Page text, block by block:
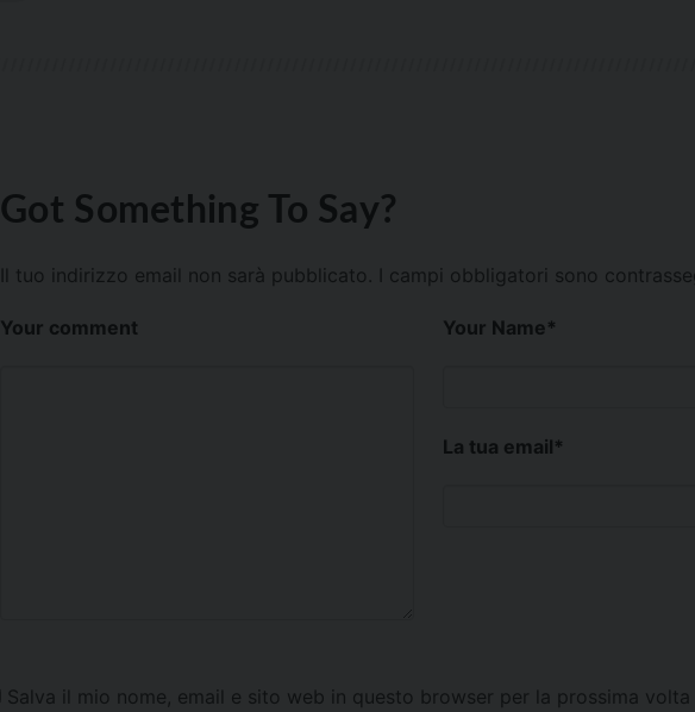
Got Something To Say?
Il tuo indirizzo email non sarà pubblicato. I campi obbligatori sono
Your comment Your Name*
La tua email*
Salva il mio nome, email e sito web in questo browser per la prossima volta